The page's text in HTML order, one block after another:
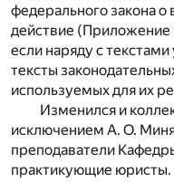
федерального закона о
действие (Приложение
если наряду с
тексты
используемых для их
Изменился и
исключением А. О.
преподаватели
практикующие юристы.